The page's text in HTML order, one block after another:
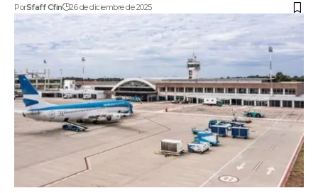
PorSfaff Cfin 26 de diciembre de 2025